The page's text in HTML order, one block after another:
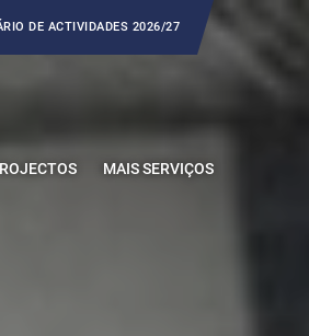
DE ACTIVIDADES 2026/27
MAIS SERVIÇOS